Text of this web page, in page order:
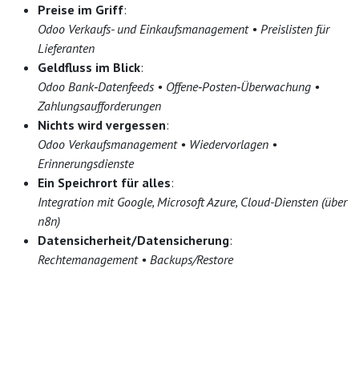
Preise im Griff:
Odoo Verkaufs- und Einkaufsmanagement • Preislisten für
Lieferanten
Geldfluss im Blick:
Odoo Bank‑Datenfeeds • Offene‑Posten‑Überwachung •
Zahlungsaufforderungen
Nichts wird vergessen:
Odoo Verkaufsmanagement • Wiedervorlagen •
Erinnerungsdienste
Ein Speichrort für alles:
Integration mit Google, Microsoft Azure, Cloud-Diensten (über
n8n)
Datensicherheit/Datensicherung:
Rechtemanagement • Backups/Restore